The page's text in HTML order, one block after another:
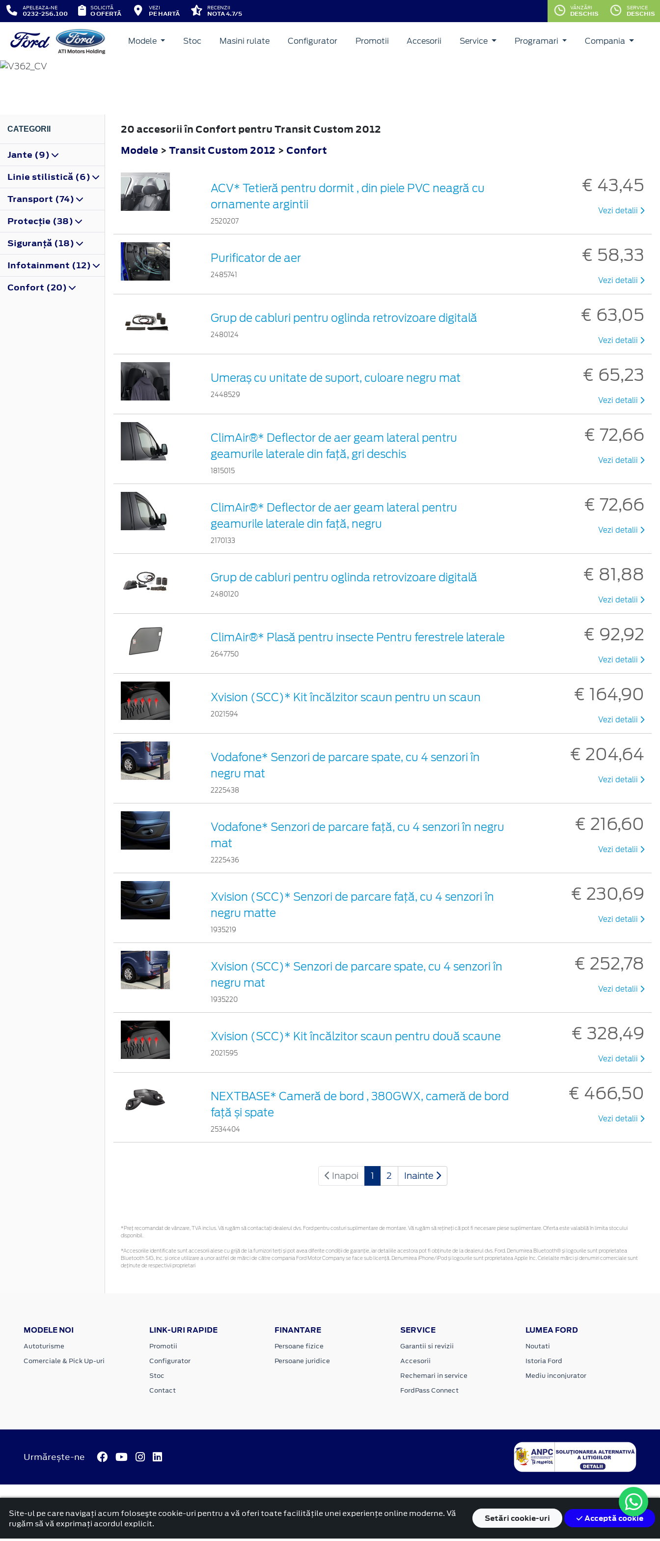
APELEAZA-NE
0232-256.100
SOLICITĂ
O OFERTĂ
VEZI
PE HARTĂ
RECENZII
NOTA 4.7/5
VÂNZĂRI
DESCHIS
SERVICE
DESCHIS
Modele Stoc Masini rulate Configurator Promotii Accesorii Service Programari Compania
TRANSIT CUSTOM
CATEGORII
Jante (9)
Linie stilistică (6)
Transport (74)
Protecţie (38)
Siguranţă (18)
Infotainment (12)
Confort (20)
20 accesorii în Confort pentru Transit Custom 2012
Modele > Transit Custom 2012 > Confort
ACV* Tetieră pentru dormit , din piele PVC neagră cu
ornamente argintii
2520207
€ 43,45
Vezi detalii
Purificator de aer
2485741
€ 58,33
Vezi detalii
Grup de cabluri pentru oglinda retrovizoare digitală
2480124
€ 63,05
Vezi detalii
Umeraș cu unitate de suport, culoare negru mat
2448529
€ 65,23
Vezi detalii
ClimAir®* Deflector de aer geam lateral pentru
geamurile laterale din faţă, gri deschis
1815015
€ 72,66
Vezi detalii
ClimAir®* Deflector de aer geam lateral pentru
geamurile laterale din faţă, negru
2170133
€ 72,66
Vezi detalii
Grup de cabluri pentru oglinda retrovizoare digitală
2480120
€ 81,88
Vezi detalii
ClimAir®* Plasă pentru insecte Pentru ferestrele laterale
2647750
€ 92,92
Vezi detalii
Xvision (SCC)* Kit încălzitor scaun pentru un scaun
2021594
€ 164,90
Vezi detalii
Vodafone* Senzori de parcare spate, cu 4 senzori în
negru mat
2225438
€ 204,64
Vezi detalii
Vodafone* Senzori de parcare față, cu 4 senzori în negru
mat
2225436
€ 216,60
Vezi detalii
Xvision (SCC)* Senzori de parcare faţă, cu 4 senzori în
negru matte
1935219
€ 230,69
Vezi detalii
Xvision (SCC)* Senzori de parcare spate, cu 4 senzori în
negru mat
1935220
€ 252,78
Vezi detalii
Xvision (SCC)* Kit încălzitor scaun pentru două scaune
2021595
€ 328,49
Vezi detalii
NEXTBASE* Cameră de bord , 380GWX, cameră de bord
față și spate
2534404
€ 466,50
Vezi detalii
Inapoi 1 2 Inainte
*Preţ recomandat de vânzare, TVA inclus. Vă rugăm să contactaţi dealerul dvs. Ford pentru costuri suplimentare de montare. Vă rugăm să rețineți că pot fi necesare piese suplimentare. Oferta este valabilă în limita stocului
disponibil.
*Accesoriile identificate sunt accesorii alese cu grijă de la furnizori terți și pot avea diferite condiții de garanție, iar detaliile acestora pot fi obținute de la dealerul dvs. Ford. Denumirea Bluetooth® și logourile sunt proprietatea
Bluetooth SIG, Inc. și orice utilizare a unor astfel de mărci de către compania Ford Motor Company se face sub licență. Denumirea iPhone/iPod și logourile sunt proprietatea Apple Inc. Celelalte mărci și denumiri comerciale sunt
deținute de respectivii proprietari
MODELE NOI
Autoturisme
Comerciale & Pick Up-uri
LINK-URI RAPIDE
Promotii
Configurator
Stoc
Contact
FINANTARE
Persoane fizice
Persoane juridice
SERVICE
Garantii si revizii
Accesorii
Rechemari in service
FordPass Connect
LUMEA FORD
Noutati
Istoria Ford
Mediu inconjurator
Urmărește-ne
© 2026 ATI Motors Termeni si conditii Confidentialitate
Politica cookies
Anunț începere proiect ”PNRR. Fonduri pentru România modernă și reformată”.
platformă dezvoltată de Workleto
Site-ul pe care navigați acum foloseşte cookie-uri pentru a vă oferi toate facilitățile unei experiențe online moderne. Vă
rugăm să vă exprimați acordul explicit.
Setăricookie-uri Acceptă cookie